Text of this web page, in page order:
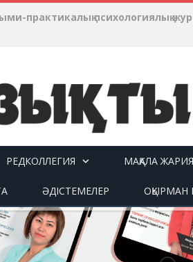
практикалық психологиялық
РЕДКОЛЛЕГИЯ МАҚАЛА
ӘДІСТЕМЕЛЕР ОҚЫРМАН